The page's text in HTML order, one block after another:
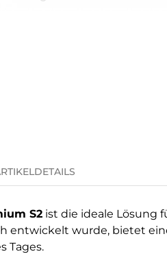
S2 ist die ideale Lösung
entwickelt wurde, bietet
Tages.